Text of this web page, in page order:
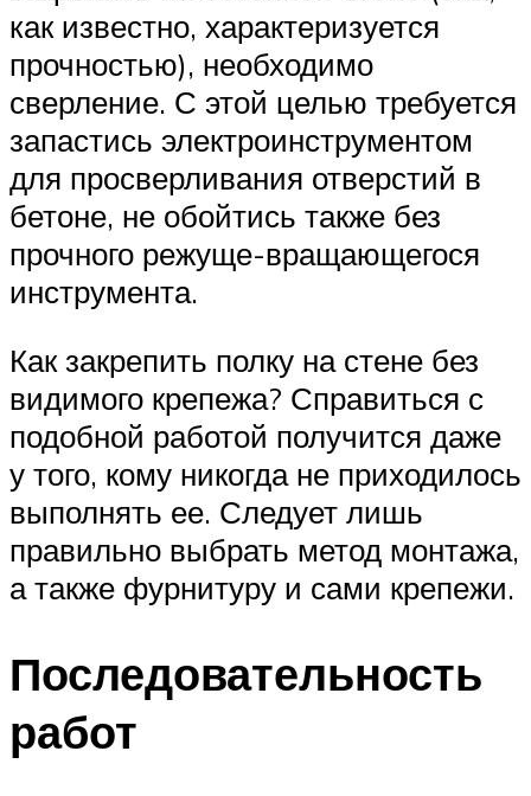
как известно, характеризуется
прочностью), необходимо
сверление. С этой целью требуется
запастись электроинструментом
для просверливания отверстий в
бетоне, не обойтись также без
прочного режуще-вращающегося
инструмента.
Как закрепить полку на стене без
видимого крепежа? Справиться с
подобной работой получится даже
у того, кому никогда не приходилось
выполнять ее. Следует лишь
правильно выбрать метод монтажа,
а также фурнитуру и сами крепежи.
Последовательность
работ